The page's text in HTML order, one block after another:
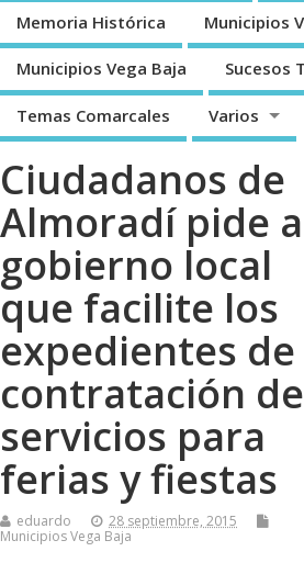
Memoria Histórica Municipios
Municipios Vega Baja Sucesos
Temas Comarcales Varios
Ciudadanos de
Almoradí pide
gobierno local
que facilite los
expedientes de
contratación de
servicios para
ferias y fiestas
eduardo
28 septiembre, 2015
Municipios Vega Baja